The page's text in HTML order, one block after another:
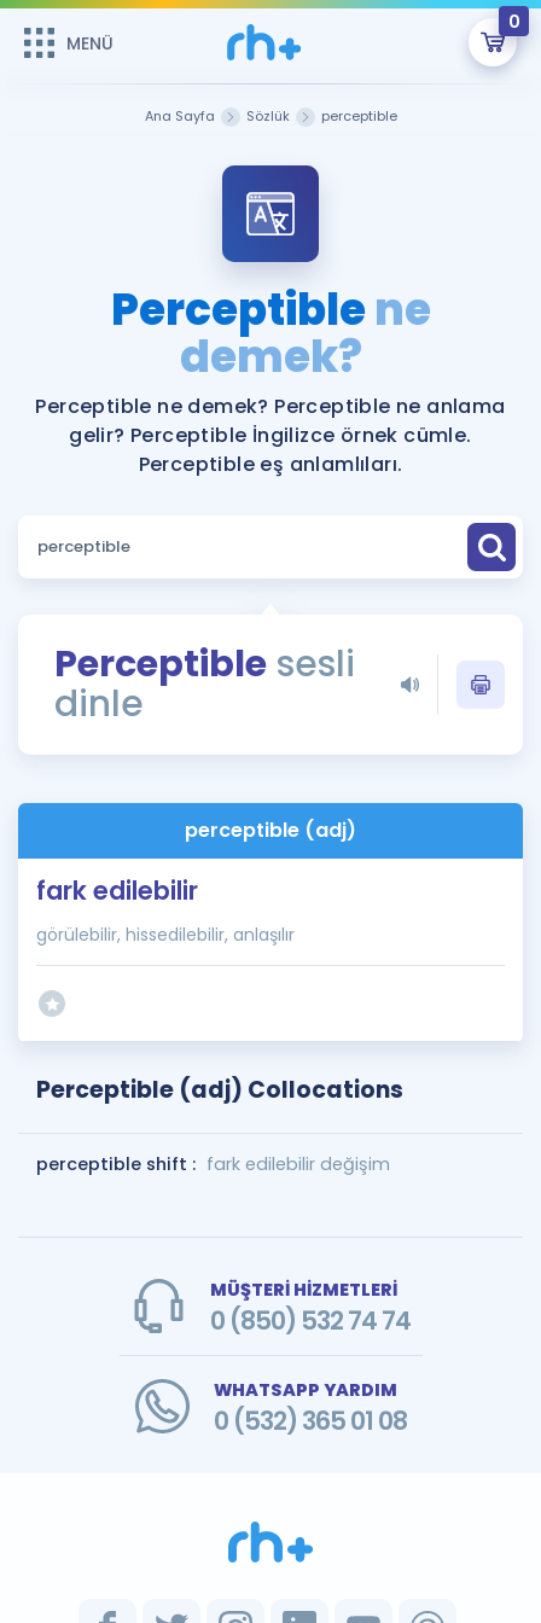
MENÜ
0
Şifremi Hatırlamıyorum
Sepetin Şu An Boş.
Remzi Hoca ile seni sınava hazırlayacak onlarca eğitim seni
bekliyor!
MENÜ
Katılımcı Görüşleri
Faydalı Araçlar
Ücretsiz Kaynaklar
Puan Hesaplama
ÖSYM Sınav Takvimi
Kampanyalar
İngilizce Gramer
İngilizce Gramer
Ana Sayfa Sözlük perceptible
Perceptiblene
demek?
Perceptible ne demek? Perceptible ne anlama
gelir? Perceptible İngilizce örnek cümle.
Perceptible eş anlamlıları.
Perceptible sesli
dinle
perceptible (adj)
fark edilebilir
görülebilir, hissedilebilir, anlaşılır
Perceptible (adj) Collocations
perceptible shift : fark edilebilir değişim
MÜŞTERİ HİZMETLERİ
0 (850) 532 74 74
WHATSAPP YARDIM
0 (532) 365 01 08